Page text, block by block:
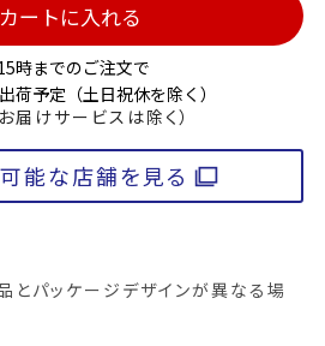
カートに入れる
時までのご注文で
荷予定（土日祝休を除く）
届けサービスは除く）
能な店舗を見る
パッケージデザインが異なる場